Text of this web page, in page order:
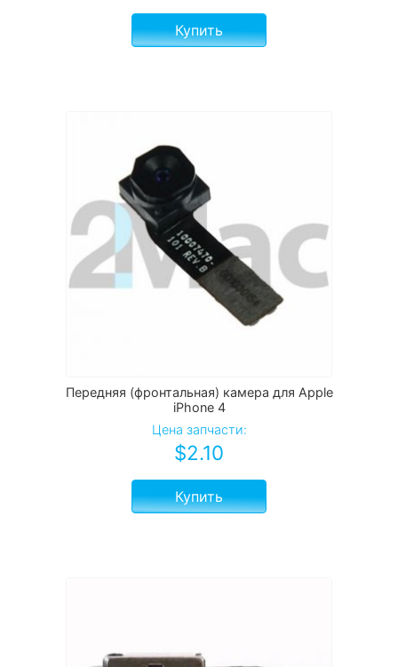
Купить
Передняя (фронтальная) камера для Apple
iPhone 4
Цена запчасти:
$2.10
Купить